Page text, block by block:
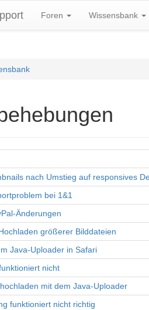
Foren Wissensbank
nach Umstieg auf responsives
bei 1&1
Änderungen
größerer Bilddateien
Java-Uploader in Safari
nicht
mit dem Java-Uploader
funktioniert nicht richtig